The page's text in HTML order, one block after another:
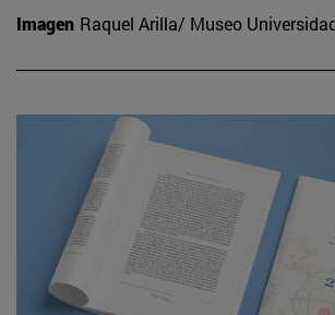
Imagen Raquel Arilla/ Museo